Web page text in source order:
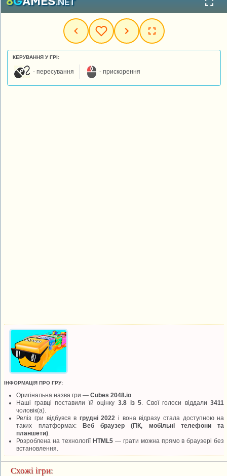
КЕРУВАННЯ У ГРІ:
- пересування - прискорення
ІНФОРМАЦІЯ ПРО ГРУ:
Оригінальна назва гри —Cubes 2048.io
Наші гравці поставили їй оцінку 3.8 із 5 . Свої голоси віддали3411
чоловік(а).
Реліз гри відбувся в грудні 2022 і вона відразу стала доступною на
таких платформах: Веб браузер (ПК, мобільні телефони та
планшети)
Розроблена на технології HTML5— грати можна прямо в браузері без
встановлення.
Схожі ігри: